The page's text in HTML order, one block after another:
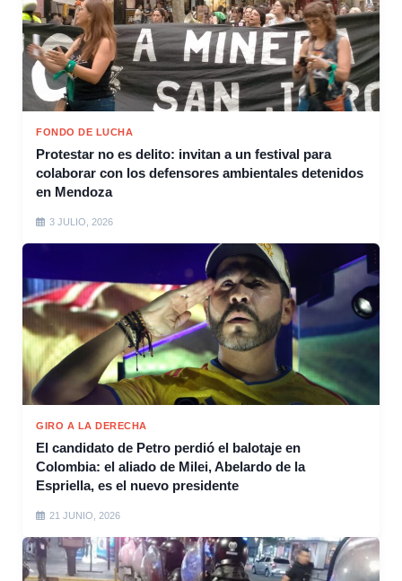
FONDO DE LUCHA
Protestar no es delito: invitan a un festival para
colaborar con los defensores ambientales detenidos
en Mendoza
3 JULIO, 2026
GIRO A LA DERECHA
El candidato de Petro perdió el balotaje en
Colombia: el aliado de Milei, Abelardo de la
Espriella, es el nuevo presidente
21 JUNIO, 2026